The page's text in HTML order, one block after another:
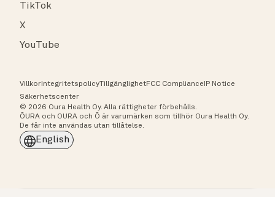
TikTok
X
YouTube
Villkor IntegritetspolicyTillgänglighetFCC Compliance IP Notice
Säkerhetscenter
© 2026 Oura Health Oy. Alla rättigheter förbehålls.
ŌURA och OURA och Ō är varumärken som tillhör Oura Health Oy.
De får inte användas utan tillåtelse.
English